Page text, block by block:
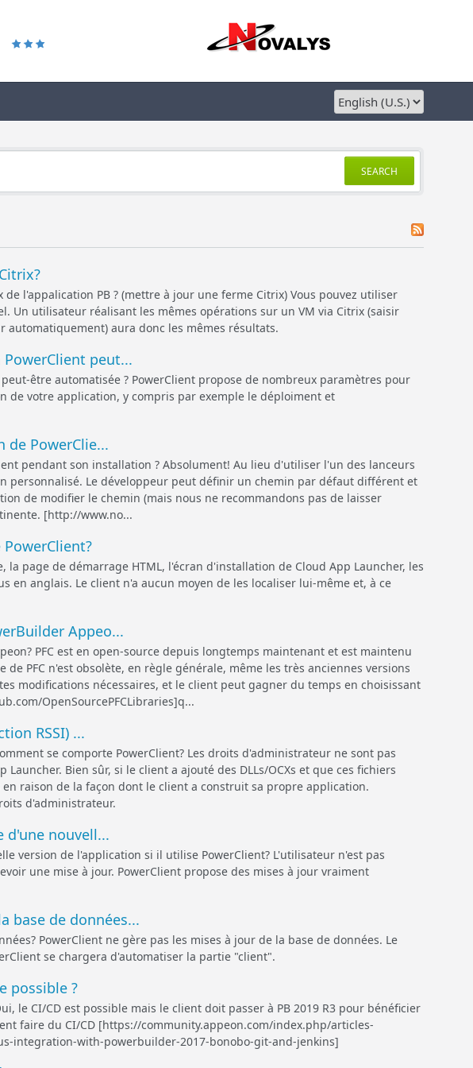
SEARCH
l'appalication PB ? (mettre à jour une ferme Citrix) Vous pouvez utiliser
Un utilisateur réalisant les mêmes opérations sur un VM via Citrix (saisir
automatiquement) aura donc les mêmes résultats.
peut...
être automatisée ? PowerClient propose de nombreux paramètres pour
de votre application, y compris par exemple le déploiment et
de PowerClie...
pendant son installation ? Absolument! Au lieu d'utiliser l'un des lanceurs
personnalisé. Le développeur peut définir un chemin par défaut différent et
de modifier le chemin (mais nous ne recommandons pas de laisser
[http://www.no...
la page de démarrage HTML, l'écran d'installation de Cloud App Launcher, les
en anglais. Le client n'a aucun moyen de les localiser lui-même et, à ce
Appeo...
PFC est en open-source depuis longtemps maintenant et est maintenu
PFC n'est obsolète, en règle générale, même les très anciennes versions
modifications nécessaires, et le client peut gagner du temps en choisissant
OpenSourcePFCLibraries]q...
RSSI) ...
se comporte PowerClient? Les droits d'administrateur ne sont pas
Bien sûr, si le client a ajouté des DLLs/OCXs et que ces fichiers
raison de la façon dont le client a construit sa propre application.
d'administrateur.
d'une nouvell...
version de l'application si il utilise PowerClient? L'utilisateur n'est pas
une mise à jour. PowerClient propose des mises à jour vraiment
base de données...
PowerClient ne gère pas les mises à jour de la base de données. Le
se chargera d'automatiser la partie "client".
possible ?
le CI/CD est possible mais le client doit passer à PB 2019 R3 pour bénéficier
faire du CI/CD [https://community.appeon.com/index.php/articles-
integration-with-powerbuilder-2017-bonobo-git-and-jenkins]